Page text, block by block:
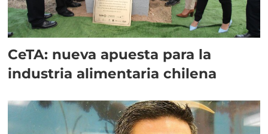
CeTA: nueva apuesta para la
industria alimentaria chilena